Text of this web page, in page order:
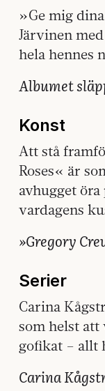
»Ge mig
Järvinen
hela hennes
Albumet
Konst
Att stå
Roses« är
avhugget
vardagens
»Gregory
Serier
Carina
som helst
gofikat – allt
Carina